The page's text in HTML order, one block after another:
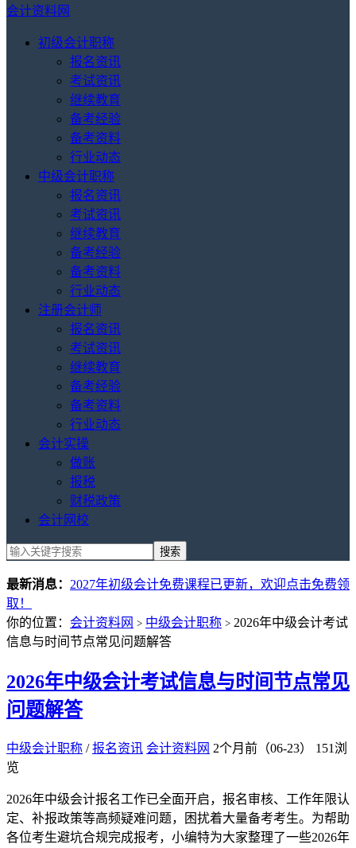
会计资料网
初级会计职称
报名资讯
考试资讯
继续教育
备考经验
备考资料
行业动态
中级会计职称
报名资讯
考试资讯
继续教育
备考经验
备考资料
行业动态
注册会计师
报名资讯
考试资讯
继续教育
备考经验
备考资料
行业动态
会计实操
做账
报税
财税政策
会计网校
最新消息： 2027年初级会计免费课程已更新，欢迎点击免费领
取！
你的位置： 会计资料网 > 中级会计职称 > 2026年中级会计考试
信息与时间节点常见问题解答
2026年中级会计考试信息与时间节点常见
问题解答
中级会计职称 /报名资讯 会计资料网 2个月前（06-23）
151浏
览
2026年中级会计报名工作已全面开启，报名审核、工作年限认
定、补报政策等高频疑难问题，困扰着大量备考考生。为帮助
各位考生避坑合规完成报考，小编特为大家整理了一些2026年